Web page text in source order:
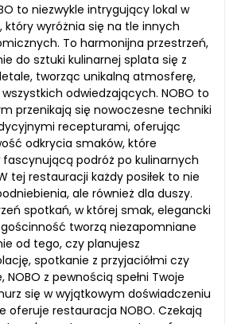
to niezwykle intrygujący lokal w
który wyróżnia się na tle innych
To harmonijna przestrzeń,
do sztuki kulinarnej splata się z
tworząc unikalną atmosferę,
odwiedzających. NOBO to
przenikają się nowoczesne techniki
recepturami, oferując
odkrycia smaków, które
fascynującą podróż po kulinarnych
tej restauracji każdy posiłek to nie
ale również dla duszy.
spotkań, w której smak, elegancki
tworzą niezapomniane
od tego, czy planujesz
spotkanie z przyjaciółmi czy
NOBO z pewnością spełni Twoje
się w wyjątkowym doświadczeniu
oferuje restauracja NOBO. Czekają